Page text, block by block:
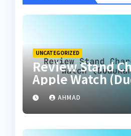
UNCATEGORIZED
Review Stand
Apple Watch
Meja)AHMAD